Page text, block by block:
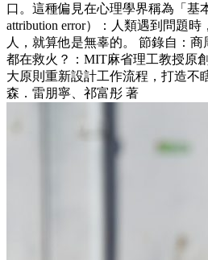
口。這種偏見在心理學界稱為「基
attribution error）：人類遇到問題
人，就算他是無辜的。 節錄自：
都在救火？：MIT麻省理工教授原
大原則重新設計工作流程，打造不
森．雷朋寧、祁富彤 著